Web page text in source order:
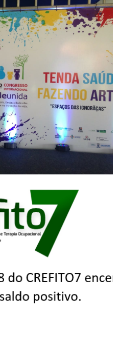
de
e Saúde
2014-
a
comissão em
2018 do
gestão
positivo